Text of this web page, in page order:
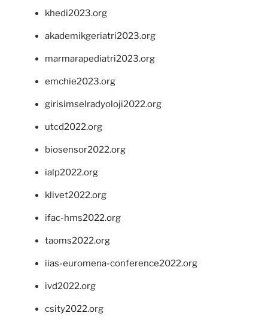
khedi2023.org
akademikgeriatri2023.org
marmarapediatri2023.org
emchie2023.org
girisimselradyoloji2022.org
utcd2022.org
biosensor2022.org
ialp2022.org
klivet2022.org
ifac-hms2022.org
taoms2022.org
iias-euromena-conference2022.org
ivd2022.org
csity2022.org